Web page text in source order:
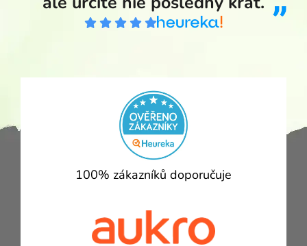
100% zákazníků doporučuje